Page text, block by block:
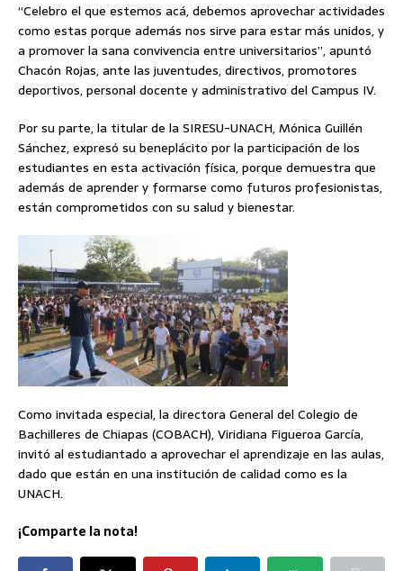
“Celebro el que estemos acá, debemos aprovechar actividades
como estas porque además nos sirve para estar más unidos, y
a promover la sana convivencia entre universitarios”, apuntó
Chacón Rojas, ante las juventudes, directivos, promotores
deportivos, personal docente y administrativo del Campus IV.
Por su parte, la titular de la SIRESU-UNACH, Mónica Guillén
Sánchez, expresó su beneplácito por la participación de los
estudiantes en esta activación física, porque demuestra que
además de aprender y formarse como futuros profesionistas,
están comprometidos con su salud y bienestar.
Como invitada especial, la directora General del Colegio de
Bachilleres de Chiapas (COBACH), Viridiana Figueroa García,
invitó al estudiantado a aprovechar el aprendizaje en las aulas,
dado que están en una institución de calidad como es la
UNACH.
¡Comparte la nota!